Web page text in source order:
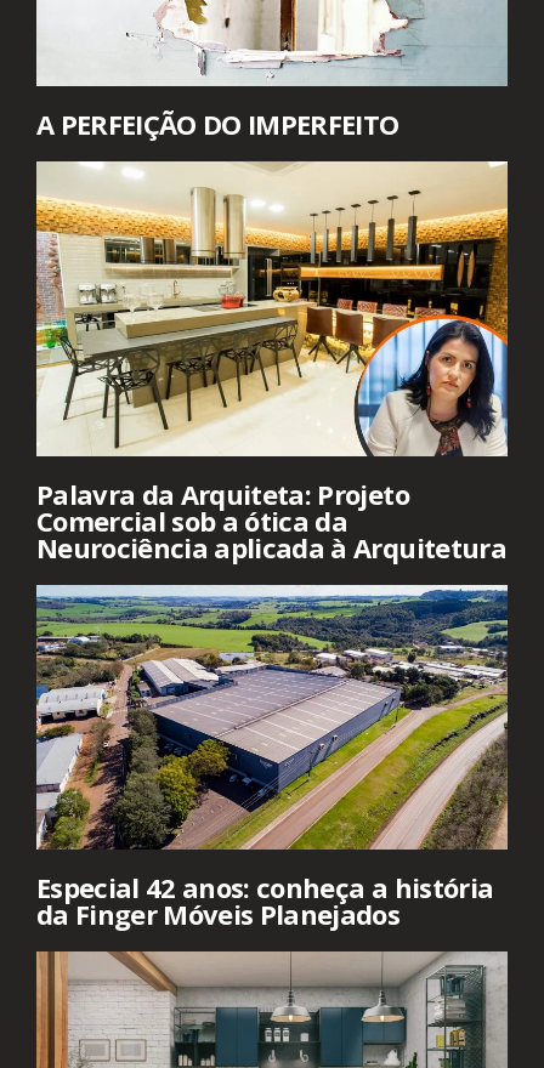
A PERFEIÇÃO DO IMPERFEITO
Palavra da Arquiteta: Projeto
Comercial sob a ótica da
Neurociência aplicada à Arquitetura
Especial 42 anos: conheça a história
da Finger Móveis Planejados